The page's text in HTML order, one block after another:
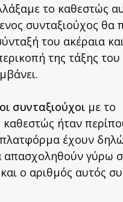
το καθεστώς
συνταξιούχος θα
του ακέραια
της τάξης του
συνταξιούχοιμε το
ήταν
έχουν
απασχοληθούν γύρω
ο αριθμός αυτός